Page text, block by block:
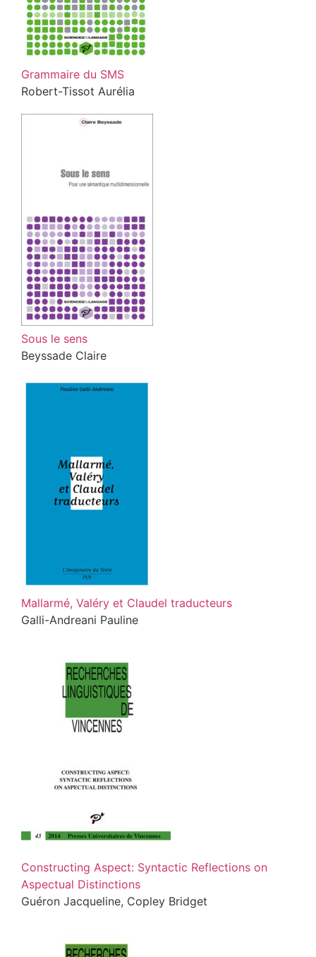
Grammaire du SMS
Robert-Tissot Aurélia
Sous le sens
Beyssade Claire
Mallarmé, Valéry et Claudel traducteurs
Galli-Andreani Pauline
Constructing Aspect: Syntactic Reflections on
Aspectual Distinctions
Guéron Jacqueline, Copley Bridget